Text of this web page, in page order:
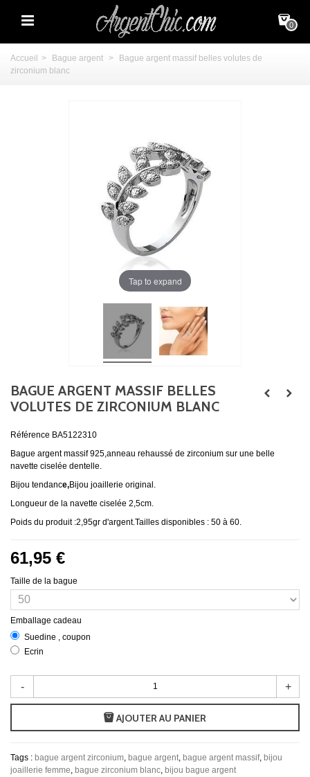
0
Accueil > Bague argent >
Bague argent massif belles volutes de
zirconium blanc
Tap to expand
BAGUE ARGENT MASSIF BELLES
VOLUTES DE ZIRCONIUM BLANC
Référence BA5122310
Bague argent massif 925,anneau rehaussé de zirconium sur une belle
navette ciselée dentelle.
Bijou tendance,Bijou joaillerie original.
Longueur de la navette ciselée 2,5cm.
Poids du produit :2,95gr d'argent.Tailles disponibles : 50 à 60.
61,95 €
Taille de la bague
Emballage cadeau
Suedine , coupon
Ecrin
- +
AJOUTER AU PANIER
Tags : bague argent zirconium, bague argent, bague argent massif, bijou
joaillerie femme, bague zirconium blanc, bijou bague argent